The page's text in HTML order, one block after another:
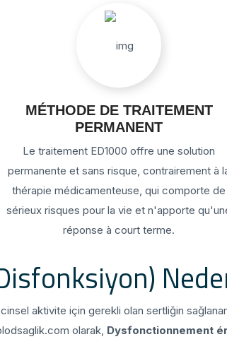
MÉTHODE DE TRAITEMENT
PERMANENT
Le traitement ED1000 offre une solution
permanente et sans risque, contrairement à
thérapie médicamenteuse, qui comporte de
sérieux risques pour la vie et n'apporte
réponse à court terme.
aktivite için gerekli olan sertliğin
olarak, Dysfonctionnement